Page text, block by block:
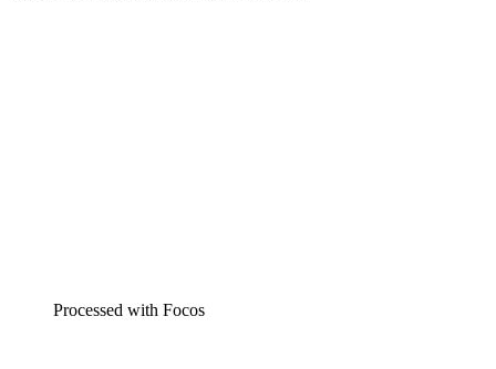
Processed with Focos